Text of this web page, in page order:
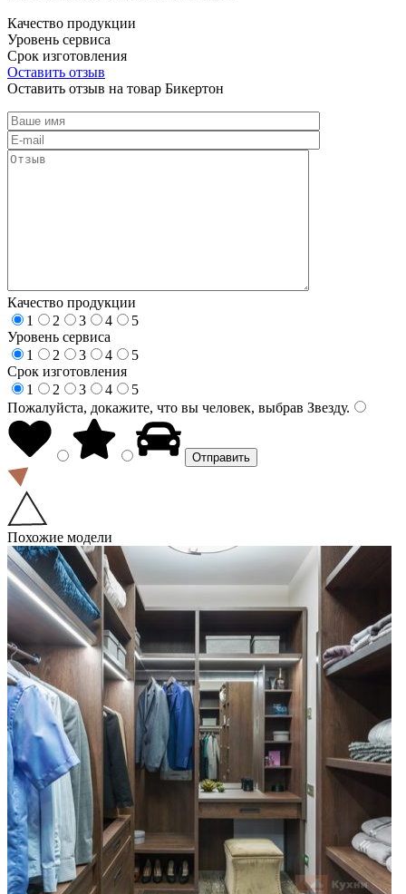
Качество продукции
Уровень сервиса
Срок изготовления
Оставить отзыв
Оставить отзыв на товар Бикертон
Качество продукции
1
2 3 4
5
Уровень сервиса
1
2 3 4
5
Срок изготовления
1
2 3 4
5
Пожалуйста, докажите, что вы человек, выбрав Звезду.
Похожие модели